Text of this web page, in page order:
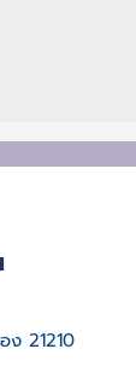
ง 21210